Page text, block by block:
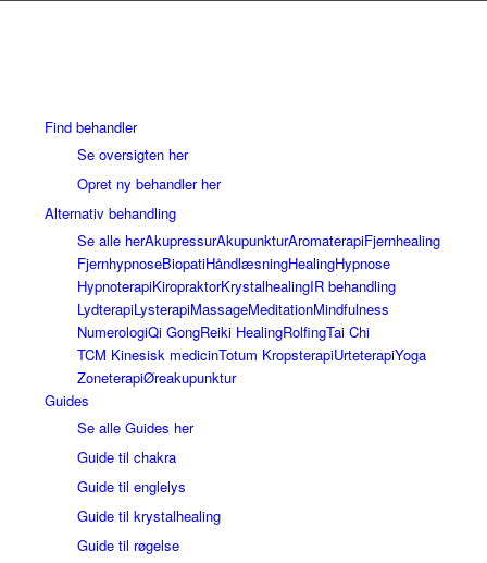
Find behandler
Se oversigten her
Opret ny behandler her
Alternativ behandling
Se alle herAkupressurAkupunkturAromaterapiFjernhealing
FjernhypnoseBiopatiHåndlæsningHealingHypnose
HypnoterapiKiropraktorKrystalhealingIR behandling
LydterapiLysterapiMassageMeditationMindfulness
NumerologiQi GongReiki HealingRolfingTai Chi
TCM Kinesisk medicinTotum KropsterapiUrteterapiYoga
ZoneterapiØreakupunktur
Guides
Se alle Guides her
Guide til chakra
Guide til englelys
Guide til krystalhealing
Guide til røgelse